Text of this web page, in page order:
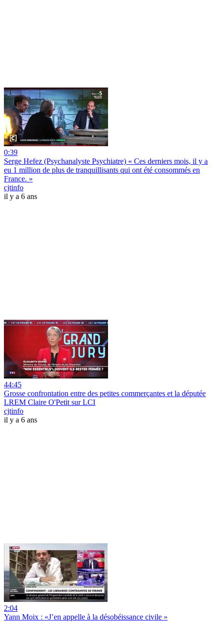
0:39
Serge Hefez (Psychanalyste Psychiatre) « Ces derniers mois, il y a
eu 1 million de plus de tranquillisants qui ont été consommés en
France. »
cjtinfo
il y a 6 ans
44:45
Grosse confrontation entre des petites commerçantes et la députée
LREM Claire O'Petit sur LCI
cjtinfo
il y a 6 ans
2:04
Yann Moix : «J’en appelle à la désobéissance civile »